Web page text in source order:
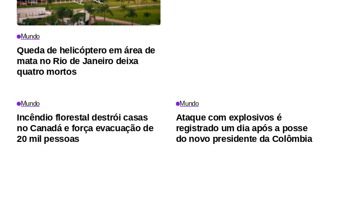
Mundo
Queda de helicóptero em área de
mata no Rio de Janeiro deixa
quatro mortos
Mundo
Incêndio florestal destrói casas
no Canadá e força evacuação de
20 mil pessoas
Mundo
Ataque com explosivos é
registrado um dia após a posse
do novo presidente da Colômbia